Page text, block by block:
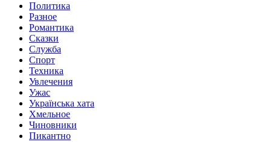
Политика
Разное
Романтика
Сказки
Служба
Спорт
Техника
Увлечения
Ужас
Українська хата
Хмельное
Чиновники
Пикантно